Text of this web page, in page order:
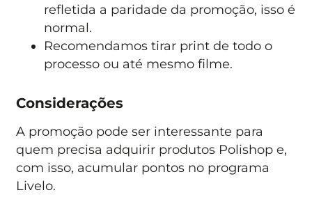
refletida a paridade da promoção, isso é
normal.
Recomendamos tirar print de todo o
processo ou até mesmo filme.
Considerações
A promoção pode ser interessante para
quem precisa adquirir produtos Polishop e,
com isso, acumular pontos no programa
Livelo.